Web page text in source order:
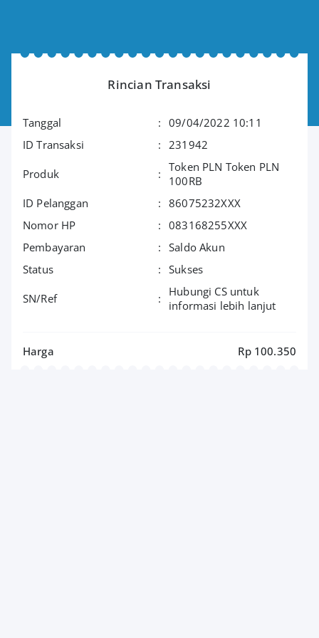
Rincian Transaksi
Tanggal :
09/04/2022 10:11
ID Transaksi
: 231942
Produk :
Token PLN Token PLN
100RB
ID Pelanggan
:
86075232XXX
Nomor HP
:
083168255XXX
Pembayaran
:
Saldo Akun
Status
: Sukses
SN/Ref :
Hubungi CS untuk
informasi lebih lanjut
Harga Rp 100.350